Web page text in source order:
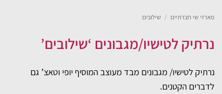
מארזי שי חברתיים / שילובים
נרתיק לטישיו/מגבונים ‘שילובים’
נרתיק לטישיו/ מגבונים מבד מעוצב המוסיף יופי וטאצ’ גם
לדברים הקטנים.